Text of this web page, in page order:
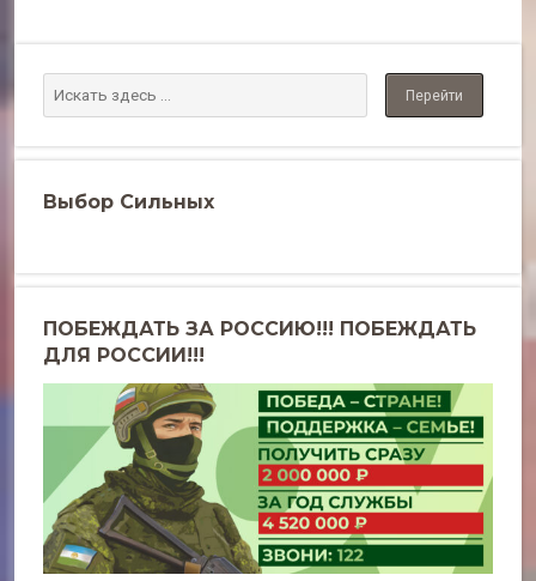
Выбор Сильных
ПОБЕЖДАТЬ ЗА РОССИЮ!!! ПОБЕЖДАТЬ
ДЛЯ РОССИИ!!!